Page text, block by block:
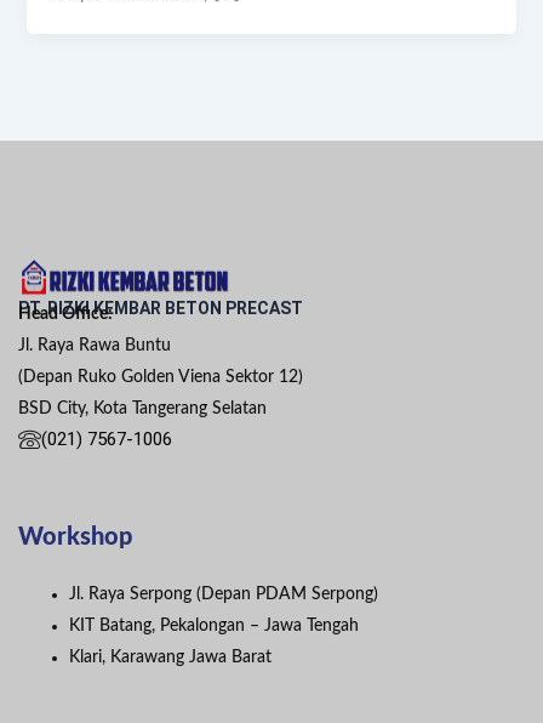
PT. RIZKI KEMBAR BETON PRECAST
Head Office:
Jl. Raya Rawa Buntu
(Depan Ruko Golden Viena Sektor 12)
BSD City, Kota Tangerang Selatan
(021) 7567-1006
Workshop
Jl. Raya Serpong (Depan PDAM Serpong)
KIT Batang, Pekalongan – Jawa Tengah
Klari, Karawang Jawa Barat